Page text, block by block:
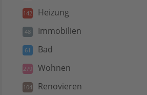
142 Heizung
48 Immobilien
61 Bad
279 Wohnen
104 Renovieren